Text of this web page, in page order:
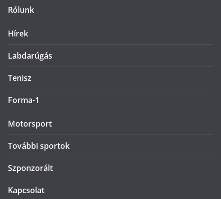
Rólunk
Hírek
Labdarúgás
Tenisz
Forma-1
Motorsport
További sportok
Szponzorált
Kapcsolat